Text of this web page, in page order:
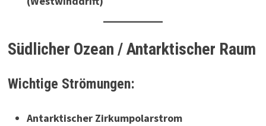
Südlicher Ozean / Antarktischer Raum
Wichtige Strömungen:
Antarktischer Zirkumpolarstrom